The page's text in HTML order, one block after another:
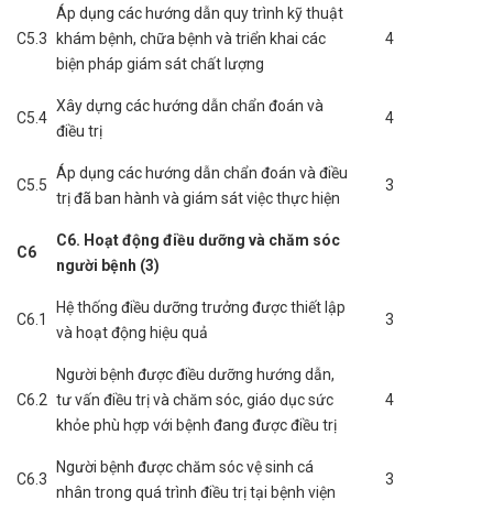
C5.3
Áp dụng các hướng dẫn quy trình kỹ thuật
khám bệnh, chữa bệnh và triển khai các
biện pháp giám sát chất lượng
4
C5.4
Xây dựng các hướng dẫn chẩn đoán và
điều trị
4
C5.5
Áp dụng các hướng dẫn chẩn đoán và điều
trị đã ban hành và giám sát việc thực hiện
3
C6
C6. Hoạt động điều dưỡng và chăm sóc
người bệnh (3)
C6.1
Hệ thống điều dưỡng trưởng được thiết lập
và hoạt động hiệu quả
3
C6.2
Người bệnh được điều dưỡng hướng dẫn,
tư vấn điều trị và chăm sóc, giáo dục sức
khỏe phù hợp với bệnh đang được điều trị
4
C6.3
Người bệnh được chăm sóc vệ sinh cá
nhân trong quá trình điều trị tại bệnh viện
3